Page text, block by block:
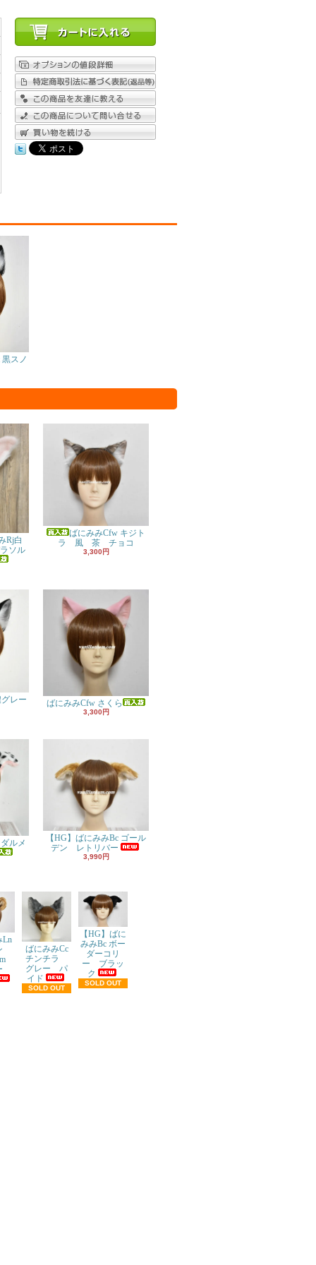
スノ
Rj白
ソル
ばにみみCfw キジト
ラ 風 茶 チョコ
3,300円
レー ばにみみCfw さくら
3,300円
ルメ
【HG】ばにみみBc ゴール
デン レトリバー
3,990円
Ln
ばにみみCc
チンチラ
グレー パ
イド
SOLD OUT
【HG】ばに
みみBc ボー
ダーコリ
ー ブラッ
ク
SOLD OUT